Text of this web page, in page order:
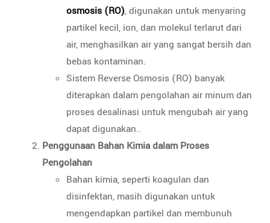
osmosis (RO), digunakan untuk menyaring
partikel kecil, ion, dan molekul terlarut dari
air, menghasilkan air yang sangat bersih dan
bebas kontaminan.
Sistem Reverse Osmosis (RO) banyak
diterapkan dalam pengolahan air minum dan
proses desalinasi untuk mengubah air yang
dapat digunakan..
Penggunaan Bahan Kimia dalam Proses
Pengolahan
Bahan kimia, seperti koagulan dan
disinfektan, masih digunakan untuk
mengendapkan partikel dan membunuh